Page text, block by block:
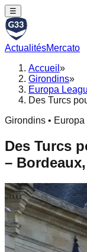
☰
ActualitésMercato
Accueil »
Girondins»
Europa
Des Turcs
Girondins •
Des Turcs
–